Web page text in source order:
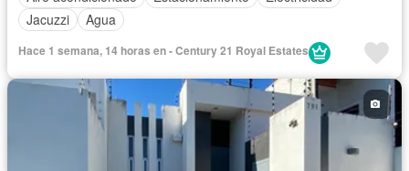
Jacuzzi
Agua
Hace 1 semana, 14 horas en - Century 21 Royal Estates